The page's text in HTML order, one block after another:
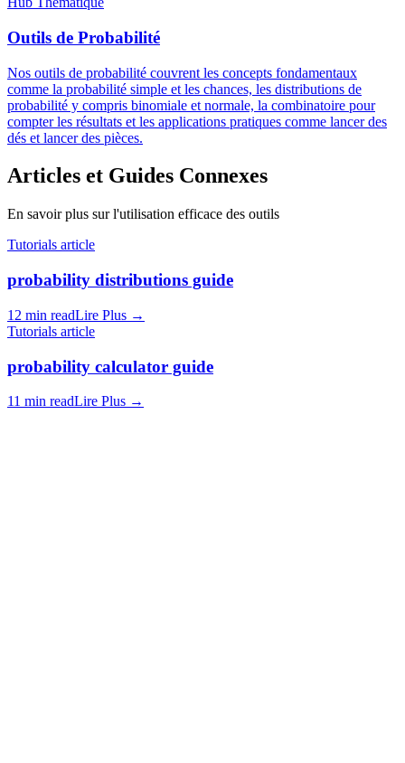
Outils de Probabilité
Nos outils de probabilité couvrent les concepts fondamentaux
comme la probabilité simple et les chances, les distributions de
probabilité y compris binomiale et normale, la combinatoire pour
compter les résultats et les applications pratiques comme lancer des
dés et lancer des pièces.
Articles et Guides Connexes
En savoir plus sur l'utilisation efficace des outils
Tutorials article
probability distributions guide
12 min readLire Plus →
Tutorials article
probability calculator guide
11 min readLire Plus →